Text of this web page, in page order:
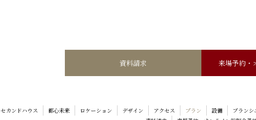
資料請求 来場予約・
セカンドハウス 都心未来 ロケーション デザイン アクセス プラン 設備 ブランシ